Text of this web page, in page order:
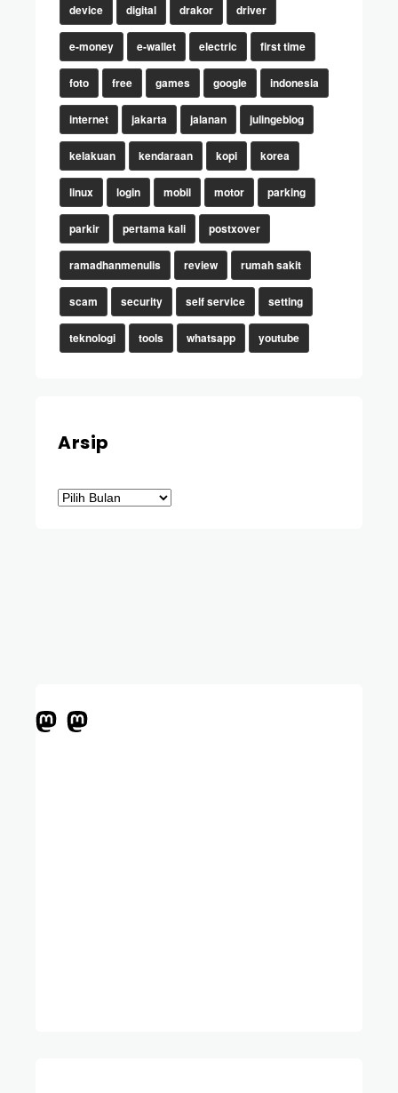
device digital drakor driver
e-money e-wallet electric first time
foto free games google indonesia
internet jakarta jalanan julingeblog
kelakuan kendaraan kopi korea
linux login mobil motor parking
parkir pertama kali postxover
ramadhanmenulis review rumah sakit
scam security self service setting
teknologi tools whatsapp youtube
Arsip
Arsip